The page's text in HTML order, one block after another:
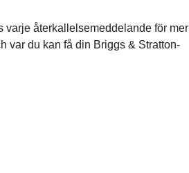
varje återkallelsemeddelande för mer
var du kan få din Briggs & Stratton-